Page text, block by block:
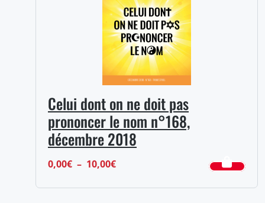
Celui dont on ne doit pas
prononcer le nom n°168,
décembre 2018
0,00€ – 10,00€Plage